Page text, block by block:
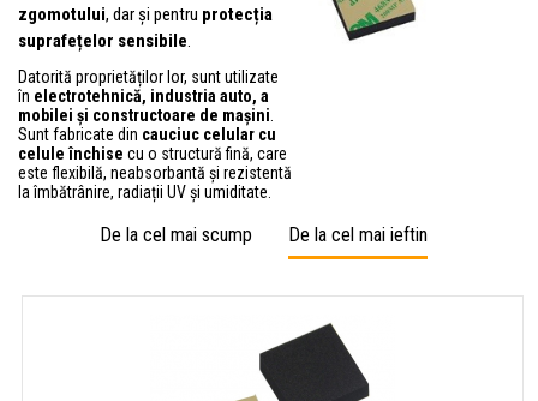
zgomotului, dar și pentru protecția
suprafețelor sensibile.
Datorită proprietăților lor, sunt utilizate
în electrotehnică, industria auto, a
mobilei și constructoare de mașini
Sunt fabricate din cauciuc celular cu
celule închise cu o structură fină, care
este flexibilă, neabsorbantă și rezistentă
la îmbătrânire, radiații UV și umiditate.
De la cel mai scump De la cel mai ieftin